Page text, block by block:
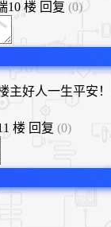
10 楼 回复 (0)
主好人一生平安！
楼 回复 (0)